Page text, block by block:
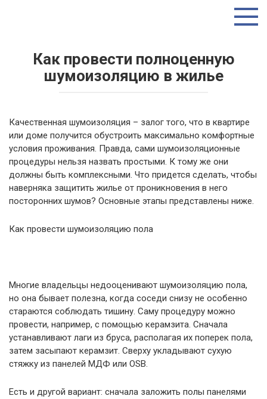
Как провести полноценную
шумоизоляцию в жилье
Качественная шумоизоляция – залог того, что в квартире
или доме получится обустроить максимально комфортные
условия проживания. Правда, сами шумоизоляционные
процедуры нельзя назвать простыми. К тому же они
должны быть комплексными. Что придется сделать, чтобы
наверняка защитить жилье от проникновения в него
посторонних шумов? Основные этапы представлены ниже.
Как провести шумоизоляцию пола
Многие владельцы недооценивают шумоизоляцию пола,
но она бывает полезна, когда соседи снизу не особенно
стараются соблюдать тишину. Саму процедуру можно
провести, например, с помощью керамзита. Сначала
устанавливают лаги из бруса, располагая их поперек пола,
затем засыпают керамзит. Сверху укладывают сухую
стяжку из панелей МДФ или OSB.
Есть и другой вариант: сначала заложить полы панелями